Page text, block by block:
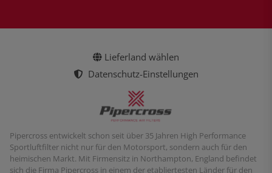
Lieferland wählen
Datenschutz-Einstellungen
Pipercross entwickelt schon seit über 35 Jahren High Performance
Sportluftfilter nicht nur für den Motorsport, sondern auch für den
heimischen Markt. Mit Firmensitz in Northampton, England befindet
sich die Firma Pipercross in einem der etabliertesten Länder für den